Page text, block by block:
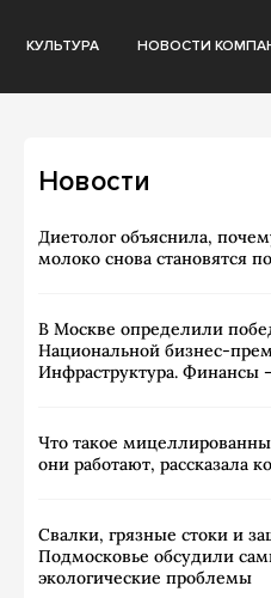
КУЛЬТУРА НОВОСТИ
Новости
Диетолог объяснила,
молоко снова становятся
В Москве определили
Национальной бизнес-
Инфраструктура. Финансы
Что такое
они работают, рассказала
Свалки, грязные стоки и
Подмосковье обсудили
экологические проблемы